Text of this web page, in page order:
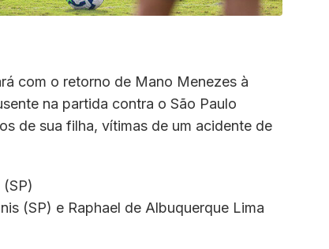
com o retorno de Mano Menezes à
na partida contra o São Paulo
de sua filha, vítimas de um acidente de
(SP) e Raphael de Albuquerque Lima